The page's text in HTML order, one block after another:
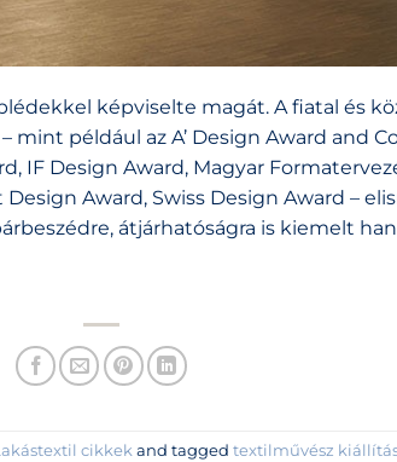
képviselte magát. A fiatal és
például az A’ Design Award and
IF Design Award, Magyar
Award, Swiss Design Award –
átjárhatóságra is kiemelt
cikkekand tagged textilművész